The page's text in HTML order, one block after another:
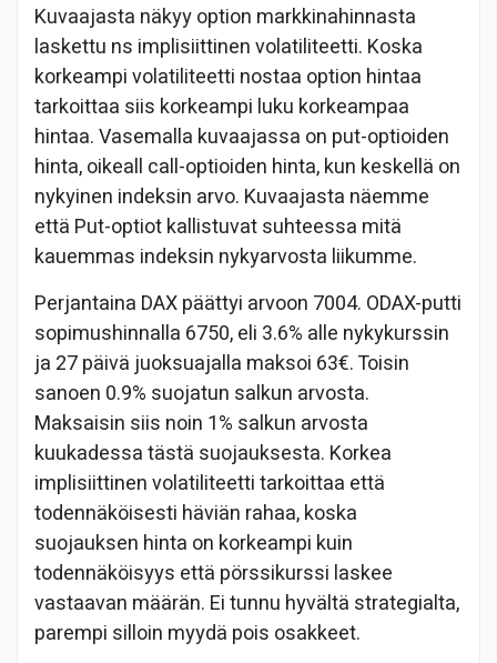
Kuvaajasta näkyy option markkinahinnasta
laskettu ns implisiittinen volatiliteetti. Koska
korkeampi volatiliteetti nostaa option hintaa
tarkoittaa siis korkeampi luku korkeampaa
hintaa. Vasemalla kuvaajassa on put-optioiden
hinta, oikeall call-optioiden hinta, kun keskellä on
nykyinen indeksin arvo. Kuvaajasta näemme
että Put-optiot kallistuvat suhteessa mitä
kauemmas indeksin nykyarvosta liikumme.
Perjantaina DAX päättyi arvoon 7004. ODAX-putti
sopimushinnalla 6750, eli 3.6% alle nykykurssin
ja 27 päivä juoksuajalla maksoi 63€. Toisin
sanoen 0.9% suojatun salkun arvosta.
Maksaisin siis noin 1% salkun arvosta
kuukadessa tästä suojauksesta. Korkea
implisiittinen volatiliteetti tarkoittaa että
todennäköisesti häviän rahaa, koska
suojauksen hinta on korkeampi kuin
todennäköisyys että pörssikurssi laskee
vastaavan määrän. Ei tunnu hyvältä strategialta,
parempi silloin myydä pois osakkeet.